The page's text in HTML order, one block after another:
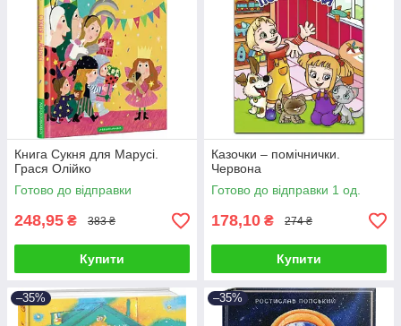
Книга Сукня для Марусі.
Грася Олійко
Готово до відправки
248,95 ₴ 383 ₴
Купити
Казочки – помічнички.
Червона
Готово до відправки 1 од.
178,10 ₴ 274 ₴
Купити
–35% –35%